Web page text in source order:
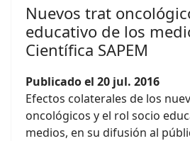
Nuevos trat
educativo de los
Científica SAPEM
Publicado el 20 jul. 2016
Efectos colaterales de los
oncológicos y el rol socio
medios, en su difusión al